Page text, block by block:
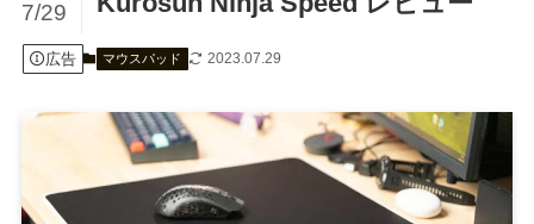
7/29
広告 マウスパッド 2023.07.29